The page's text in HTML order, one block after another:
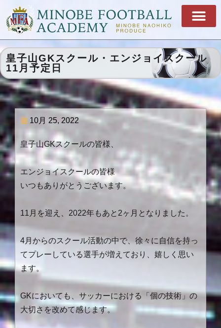
皇子山GKスクール・エンジョイスクール
11月予定日
10月 25, 2022
皇子山GKスクールの皆様、
エンジョイスクールの皆様
いつもありがとうございます。
11月を迎え、2022年もあと2ヶ月となりました。
4月からのスクール活動の中で、徐々に自信を持っ
てプレーしている選手が増えており、嬉しく思い
ます。
GKにおいても、サッカーにおける「個の技術」の
大切さを改めて感じます。